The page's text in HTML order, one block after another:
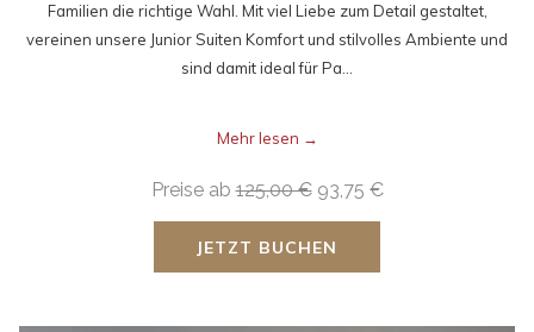
Familien die richtige Wahl. Mit viel Liebe zum Detail gestaltet,
vereinen unsere Junior Suiten Komfort und stilvolles Ambiente und
sind damit ideal für Pa…
Mehr lesen
Preise ab125,00 € 93,75 €
JETZT BUCHEN